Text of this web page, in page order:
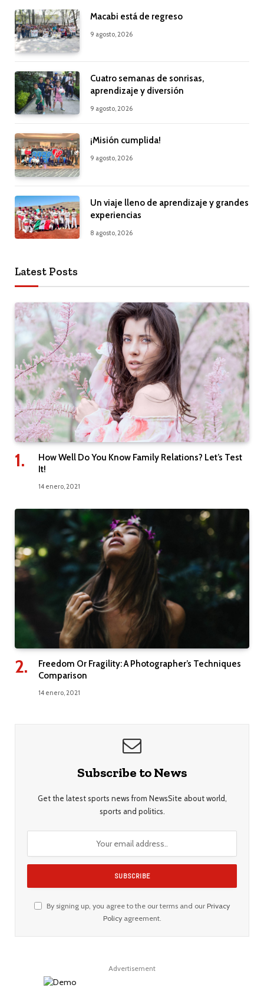
Macabi está de regreso
9 agosto, 2026
Cuatro semanas de sonrisas,
aprendizaje y diversión
9 agosto, 2026
¡Misión cumplida!
9 agosto, 2026
Un viaje lleno de aprendizaje y grandes
experiencias
8 agosto, 2026
Latest Posts
How Well Do You Know Family Relations? Let’s Test
It!
14 enero, 2021
Freedom Or Fragility: A Photographer’s Techniques
Comparison
14 enero, 2021
Subscribe to News
Get the latest sports news from NewsSite about world,
sports and politics.
By signing up, you agree to the our terms and our Privacy
Policyagreement.
Advertisement